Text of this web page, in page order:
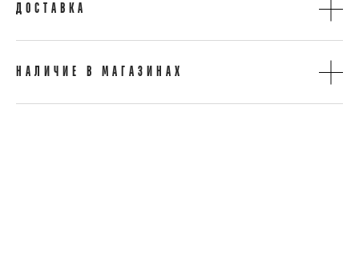
ДОСТАВКА
НАЛИЧИЕ В МАГАЗИНАХ